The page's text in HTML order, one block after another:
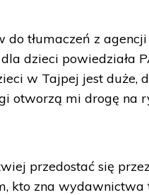
do tłumaczeń z
dzieci powiedziała
w Tajpej jest duże,
otworzą mi drogę na
przedostać się
kto zna wydawnictwa